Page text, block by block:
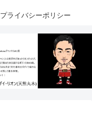
プライバシーポリシー